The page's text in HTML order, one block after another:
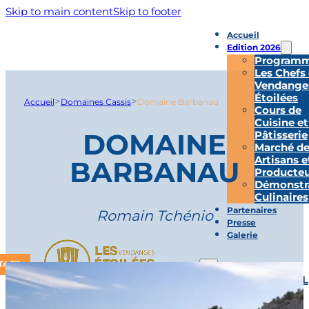
Skip to main contentSkip to footer
Accueil
Edition 2026
Les Chefs
Étoilées
Cours de
Cuisine
Pâtisserie
Marché
Artisans
Culinaires
Partenaires
Presse
Galerie
ACCUEIL
Accueil>Domaines Cassis>Domaine Barbanau
DOMAINE
BARBANAU
Romain Tchénio